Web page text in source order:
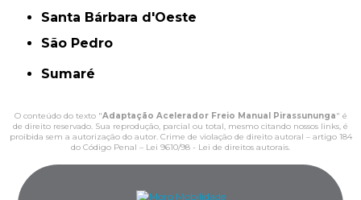
Santa Bárbara d'Oeste
São Pedro
Sumaré
O conteúdo do texto "Adaptação Acelerador Freio Manual Pirassununga" é
de direito reservado. Sua reprodução, parcial ou total, mesmo citando nossos links, é
proibida sem a autorização do autor. Crime de violação de direito autoral – artigo 184
do Código Penal – Lei 9610/98 - Lei de direitos autorais